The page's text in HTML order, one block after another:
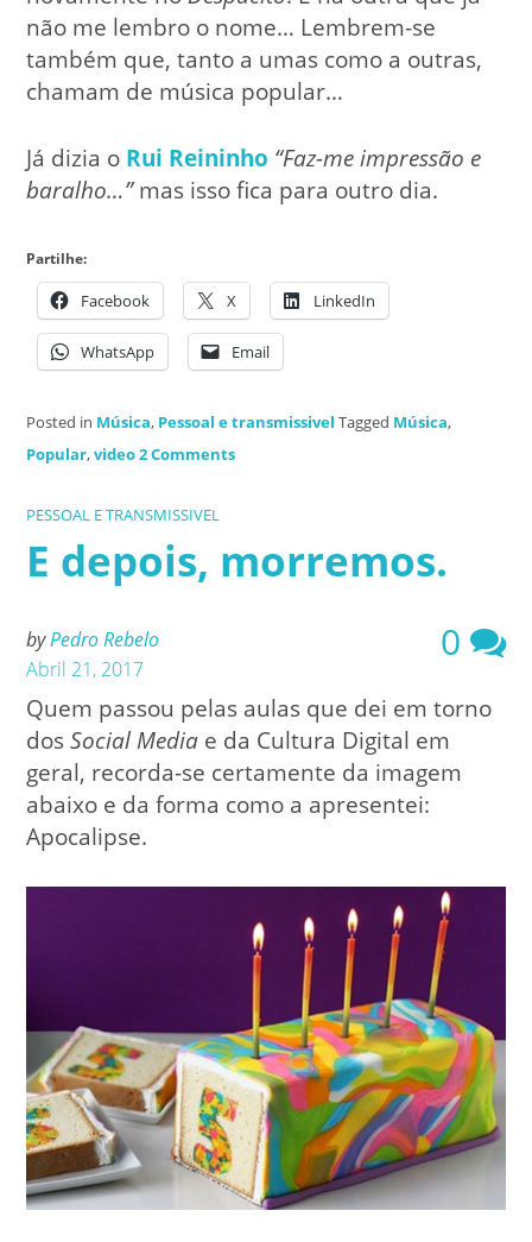
não me lembro o nome… Lembrem-se
também que, tanto a umas como a outras,
chamam de música popular…
Já dizia o Rui Reininho “Faz-me impressão e
baralho…”mas isso fica para outro dia.
Partilhe:
Facebook X LinkedIn
WhatsApp Email
Posted in Música, Pessoal e transmissivel Tagged Música,
Popular,video2 Comments
PESSOAL E TRANSMISSIVEL
E depois, morremos.
byPedro Rebelo
Abril 21, 2017
0
Quem passou pelas aulas que dei em torno
dosSocial Media e da Cultura Digital em
geral, recorda-se certamente da imagem
abaixo e da forma como a apresentei:
Apocalipse.